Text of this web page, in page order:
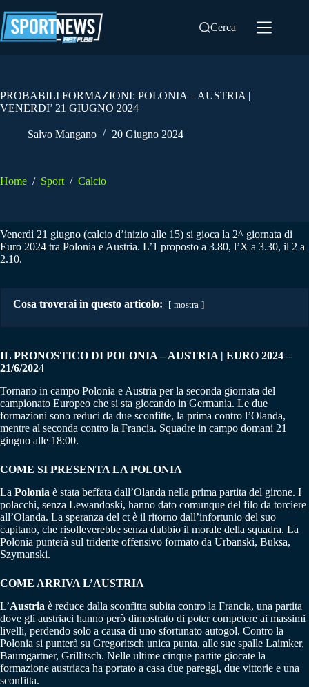
al
contenuto
Cerca
PROBABILI FORMAZIONI: POLONIA – AUSTRIA |
VENERDI’ 21 GIUGNO 2024
Salvo Mangano 20 Giugno 2024
Home / Sport / Calcio
Venerdì 21 giugno (calcio d’inizio alle 15) si gioca la 2^ giornata di
Euro 2024 tra Polonia e Austria. L’1 proposto a 3.80, l’X a 3.30, il 2 a
2.10.
Cosa troverai in questo articolo: mostra
IL PRONOSTICO DI POLONIA – AUSTRIA | EURO 2024 –
21/6/2024
Tornano in campo Polonia e Austria per la seconda giornata del
campionato Europeo che si sta giocando in Germania. Le due
formazioni sono reduci da due sconfitte, la prima contro l’Olanda,
mentre al seconda contro la Francia. Squadre in campo domani 21
giugno alle 18:00.
COME SI PRESENTA LA POLONIA
La Polonia è stata beffata dall’Olanda nella prima partita del girone. I
polacchi, senza Lewandoski, hanno dato comunque del filo da torciere
all’Olanda. La speranza del ct è il ritorno dall’infortunio del suo
capitano, che risolleverebbe senza dubbio il morale della squadra. La
Polonia punterà sul tridente offensivo formato da Urbanski, Buksa,
Szymanski.
COME ARRIVA L’AUSTRIA
L’Austria è reduce dalla sconfitta subita contro la Francia, una partita
dove gli austriaci hanno però dimostrato di poter competere ai massimi
livelli, perdendo solo a causa di uno sfortunato autogol. Contro la
Polonia si punterà su Gregoritsch unica punta, alle sue spalle Laimker,
Baumgartner, Grillitsch. Nelle ultime cinque partite giocate la
formazione austriaca ha portato a casa due pareggi, due vittorie e una
sconfitta.